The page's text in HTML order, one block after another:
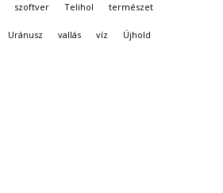
szoftver Telihol természet
Uránusz vallás víz Újhold